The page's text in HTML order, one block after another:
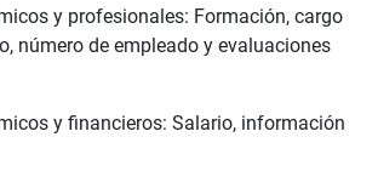
y profesionales: Formación, cargo
número de empleado y evaluaciones
y financieros: Salario, información